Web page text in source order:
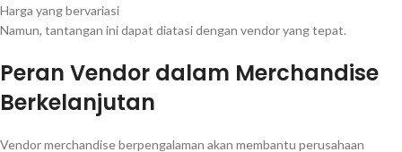
Harga yang bervariasi
Namun, tantangan ini dapat diatasi dengan vendor yang tepat.
Peran Vendor dalam Merchandise
Berkelanjutan
Vendor merchandise berpengalaman akan membantu perusahaan